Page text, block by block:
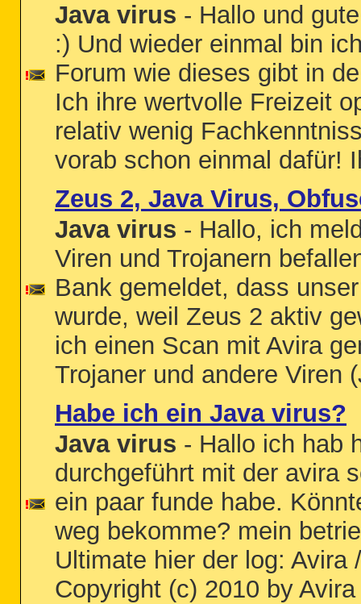
Java virus - Hallo und
:) Und wieder einmal bin
Forum wie dieses gibt in
Ich ihre wertvolle Freizeit
relativ wenig
vorab schon einmal dafür!
Zeus 2, Java Virus,
Java virus - Hallo, ich
Viren und Trojanern
Bank gemeldet, dass
wurde, weil Zeus 2 aktiv
ich einen Scan mit Avira
Trojaner und andere Viren
Habe ich ein Java virus?
Java virus - Hallo ich hab
durchgeführt mit der avira
ein paar funde habe.
weg bekomme? mein
Ultimate hier der log: Avira
Copyright (c) 2010 by